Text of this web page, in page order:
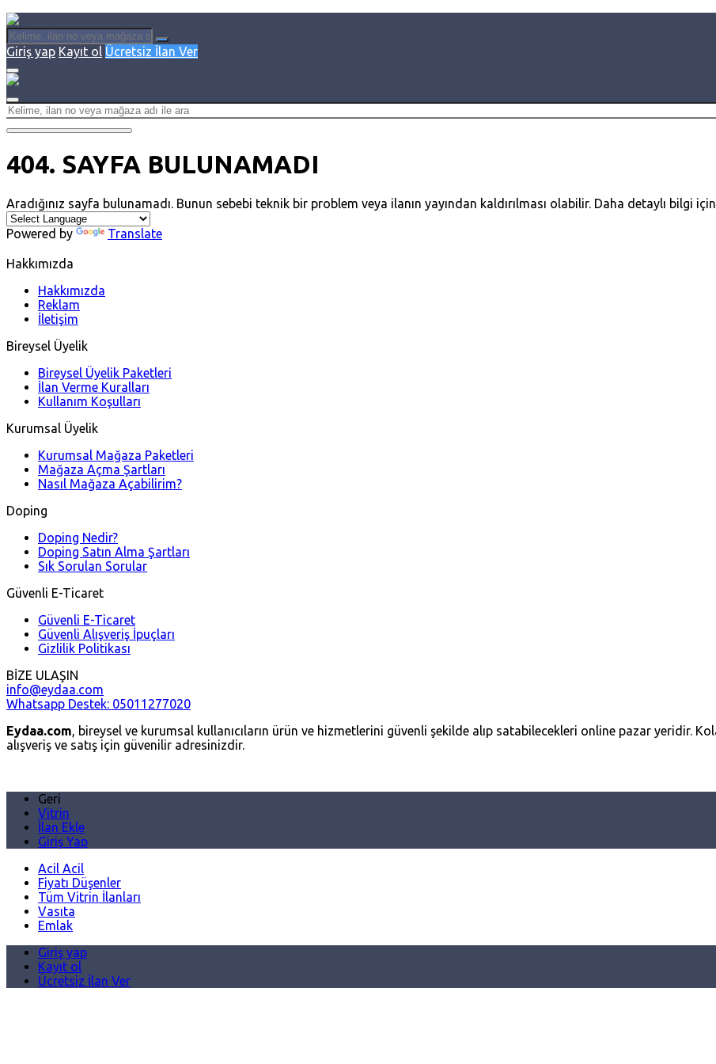
Giriş yap Kayıt ol Ücretsiz İlan Ver
404. SAYFA BULUNAMADI
Aradığınız sayfa bulunamadı. Bunun sebebi teknik bir problem veya ilanın yayından kaldırılması olabilir. Daha detaylı bilgi
Powered by Translate
Hakkımızda
Hakkımızda
Reklam
İletişim
Bireysel Üyelik
Bireysel Üyelik Paketleri
İlan Verme Kuralları
Kullanım Koşulları
Kurumsal Üyelik
Kurumsal Mağaza Paketleri
Mağaza Açma Şartları
Nasıl Mağaza Açabilirim?
Doping
Doping Nedir?
Doping Satın Alma Şartları
Sık Sorulan Sorular
Güvenli E-Ticaret
Güvenli E-Ticaret
Güvenli Alışveriş İpuçları
Gizlilik Politikası
BİZE ULAŞIN
info@eydaa.com
Whatsapp Destek: 05011277020
Eydaa.com, bireysel ve kurumsal kullanıcıların ürün ve hizmetlerini güvenli şekilde alıp satabilecekleri online pazar yeridir.
alışveriş ve satış için güvenilir adresinizdir.
Geri
Vitrin
İlan Ekle
Giriş Yap
Acil Acil
Fiyatı Düşenler
Tüm Vitrin İlanları
Vasıta
Emlak
Giriş yap
Kayıt ol
Ücretsiz İlan Ver